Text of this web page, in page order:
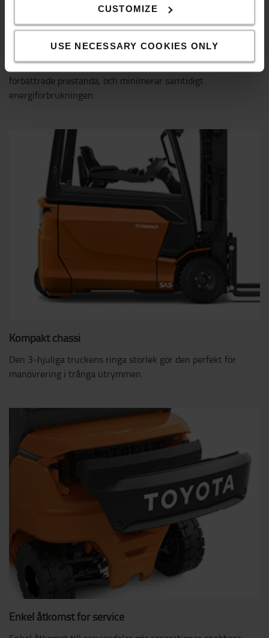
CUSTOMIZE
USE NECESSARY COOKIES ONLY
SyncoDrive från Toyota
Toyota IPM-motor (Interior Permanent Magnet)
kombinerad med våra avancerade kontrollenheter ger
förbättrade prestanda, och minimerar samtidigt
energiförbrukningen.
Kompakt chassi
Den 3-hjuliga truckens ringa storlek gör den perfekt för
manövrering i trånga utrymmen.
Enkel åtkomst för service